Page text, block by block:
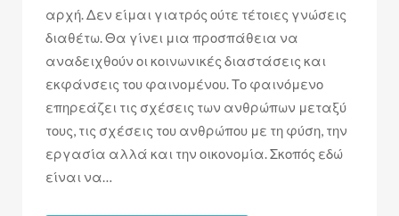
αρχή. Δεν είμαι γιατρός ούτε τέτοιες γνώσεις
διαθέτω. Θα γίνει μια προσπάθεια να
αναδειχθούν οι κοινωνικές διαστάσεις και
εκφάνσεις του φαινομένου. Το φαινόμενο
επηρεάζει τις σχέσεις των ανθρώπων μεταξύ
τους, τις σχέσεις του ανθρώπου με τη φύση, την
εργασία αλλά και την οικονομία. Σκοπός εδώ
είναι να…